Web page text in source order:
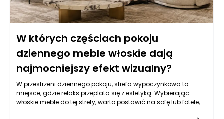
W których częściach pokoju
dziennego meble włoskie dają
najmocniejszy efekt wizualny?
W przestrzeni dziennego pokoju, strefa wypoczynkowa to
miejsce, gdzie relaks przeplata się z estetyką. Wybierając
włoskie meble do tej strefy, warto postawić na sofę lub fotele,